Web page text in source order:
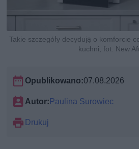
Takie szczegóły decydują o komforcie
kuchni, fot. New
Opublikowano:07.08.2026
Autor:Paulina Surowiec
Drukuj